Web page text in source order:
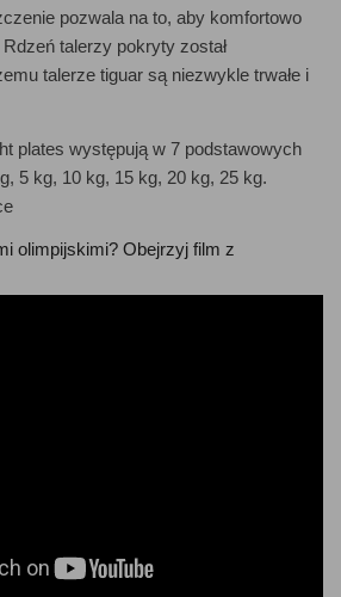
pozwala na to, aby komfortowo
talerzy pokryty został
talerze tiguar są niezwykle trwałe i
plates występują w 7 podstawowych
5 kg, 10 kg, 15 kg, 20 kg, 25 kg.
olimpijskimi? Obejrzyj film z